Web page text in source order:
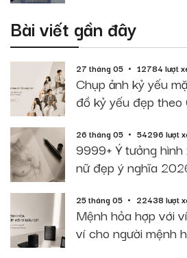
Bài viết gần đây
27 tháng 05 12784 lượt
Chụp ảnh kỷ yếu
đồ kỷ yếu đẹp
26 tháng 05 54296 lượt
9999+ Ý tưởng
nữ đẹp ý nghĩa
25 tháng 05 22438 lượt
Mệnh hỏa hợp với
ví cho người mệnh